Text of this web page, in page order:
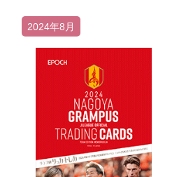
2024年8月